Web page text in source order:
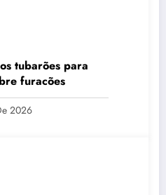
tubarões para
furacões
2026